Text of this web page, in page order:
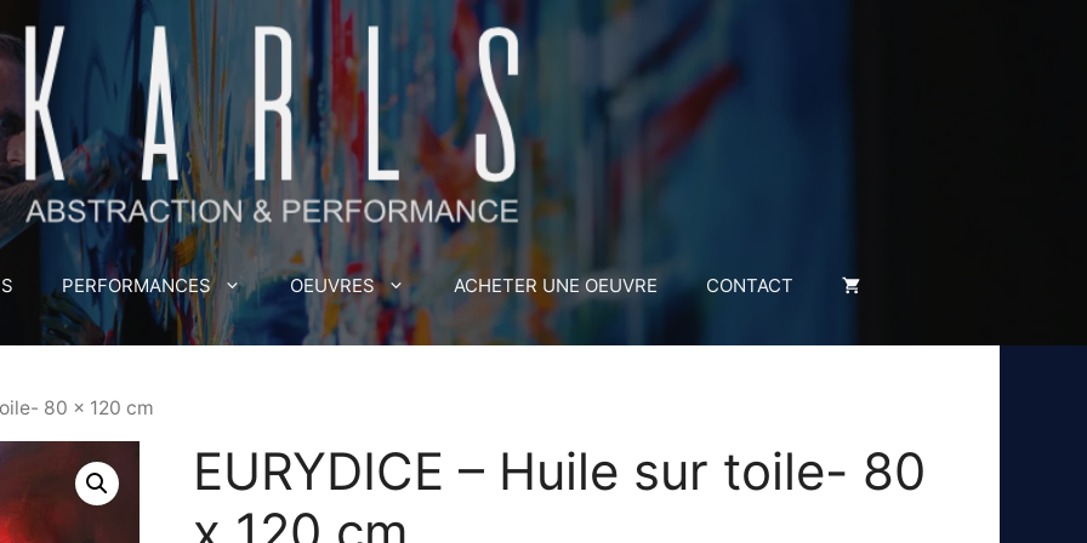
PERFORMANCES OEUVRES ACHETER UNE OEUVRE CONTACT
80 x 120 cm
EURYDICE – Huile sur toile- 80